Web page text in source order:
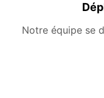
Notre équipe se